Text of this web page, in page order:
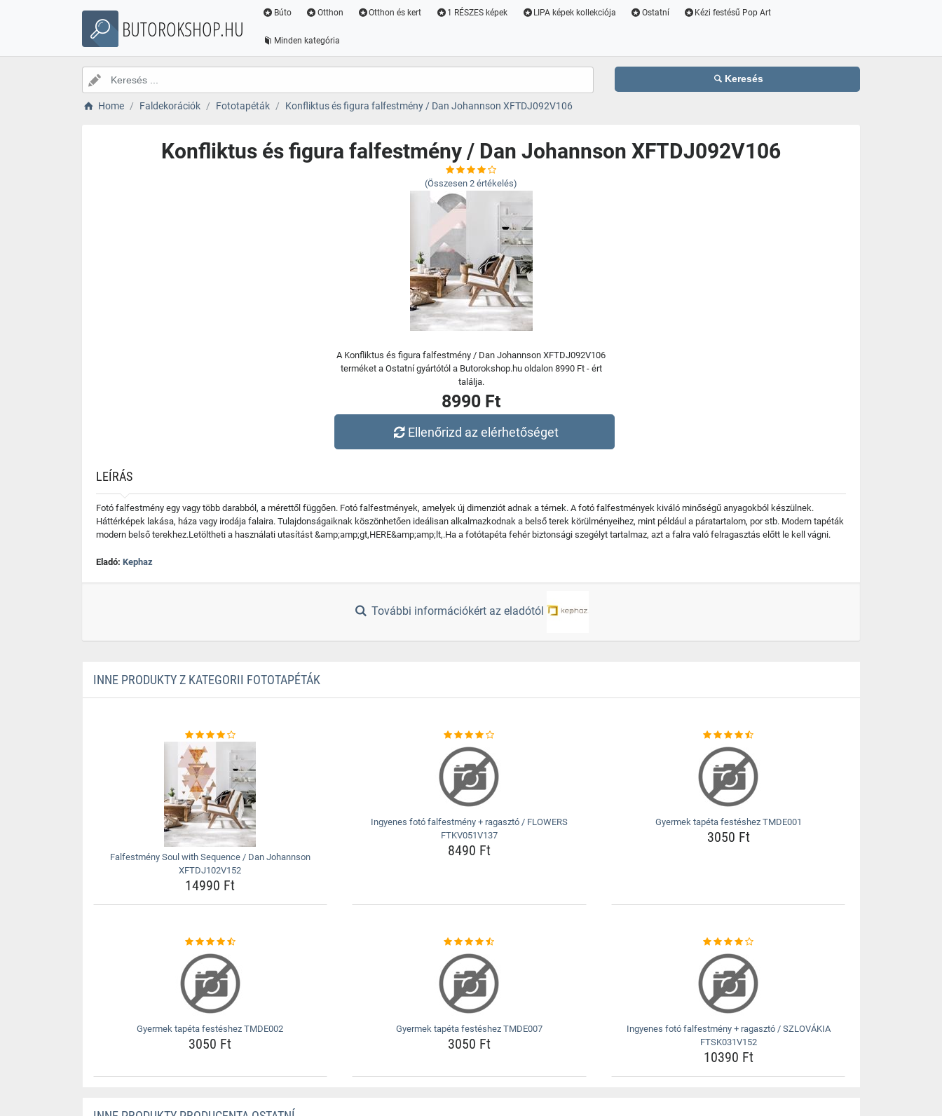
BUTOROKSHOP.HU
Búto Otthon Otthon és kert 1 RÉSZES képek LIPA képek kollekciója Ostatní Kézi festésű Pop Art
Minden kategória
Keresés
Home Faldekorációk Fototapéták Konfliktus és figura falfestmény / Dan Johannson XFTDJ092V106
Konfliktus és figura falfestmény / Dan Johannson XFTDJ092V106
(Összesen 2 értékelés)
A Konfliktus és figura falfestmény / Dan Johannson XFTDJ092V106
terméket a Ostatní gyártótól a Butorokshop.hu oldalon 8990 Ft - ért
találja.
8990 Ft
Ellenőrizd az elérhetőséget
LEÍRÁS
Fotó falfestmény egy vagy több darabból, a mérettől függően. Fotó falfestmények, amelyek új dimenziót adnak a térnek. A fotó falfestmények kiváló minőségű anyagokból készülnek.
Háttérképek lakása, háza vagy irodája falaira. Tulajdonságaiknak köszönhetően ideálisan alkalmazkodnak a belső terek körülményeihez, mint például a páratartalom, por stb. Modern tapéták
modern belső terekhez.Letöltheti a használati utasítást &amp;amp;gt,HERE&amp;amp;lt,.Ha a fotótapéta fehér biztonsági szegélyt tartalmaz, azt a falra való felragasztás előtt le kell vágni.
Eladó: Kephaz
További információkért az eladótól
INNE PRODUKTY Z KATEGORII FOTOTAPÉTÁK
Falfestmény Soul with Sequence / Dan Johannson
XFTDJ102V152
14990 Ft
Ingyenes fotó falfestmény + ragasztó / FLOWERS
FTKV051V137
8490 Ft
Gyermek tapéta festéshez TMDE001
3050 Ft
Gyermek tapéta festéshez TMDE002
3050 Ft
Gyermek tapéta festéshez TMDE007
3050 Ft
Ingyenes fotó falfestmény + ragasztó / SZLOVÁKIA
FTSK031V152
10390 Ft